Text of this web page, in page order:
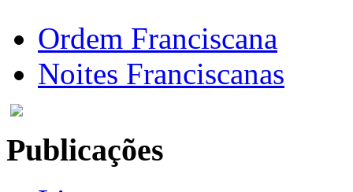
Ordem Franciscana
Noites Franciscanas
Publicações